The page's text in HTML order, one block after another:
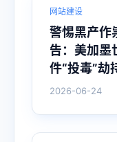
网站建设
警惕黑产作
告：美加墨
件“投毒”劫
2026-06-24